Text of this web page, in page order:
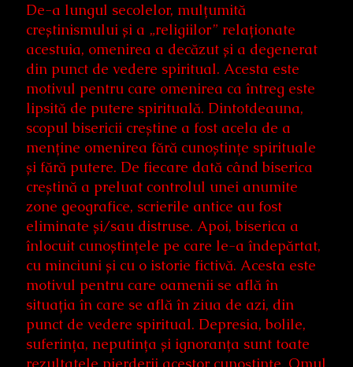
De-a lungul secolelor, mulțumită
creștinismului și a „religiilor” relaționate
acestuia, omenirea a decăzut și a degenerat
din punct de vedere spiritual. Acesta este
motivul pentru care omenirea ca întreg este
lipsită de putere spirituală. Dintotdeauna,
scopul bisericii creștine a fost acela de a
menține omenirea fără cunoștințe spirituale
și fără putere. De fiecare dată când biserica
creștină a preluat controlul unei anumite
zone geografice, scrierile antice au fost
eliminate și/sau distruse. Apoi, biserica a
înlocuit cunoștințele pe care le-a îndepărtat,
cu minciuni și cu o istorie fictivă. Acesta este
motivul pentru care oamenii se află în
situația în care se află în ziua de azi, din
punct de vedere spiritual. Depresia, bolile,
suferința, neputința și ignoranța sunt toate